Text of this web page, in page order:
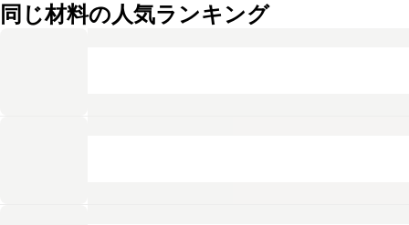
同じ材料の人気ランキング